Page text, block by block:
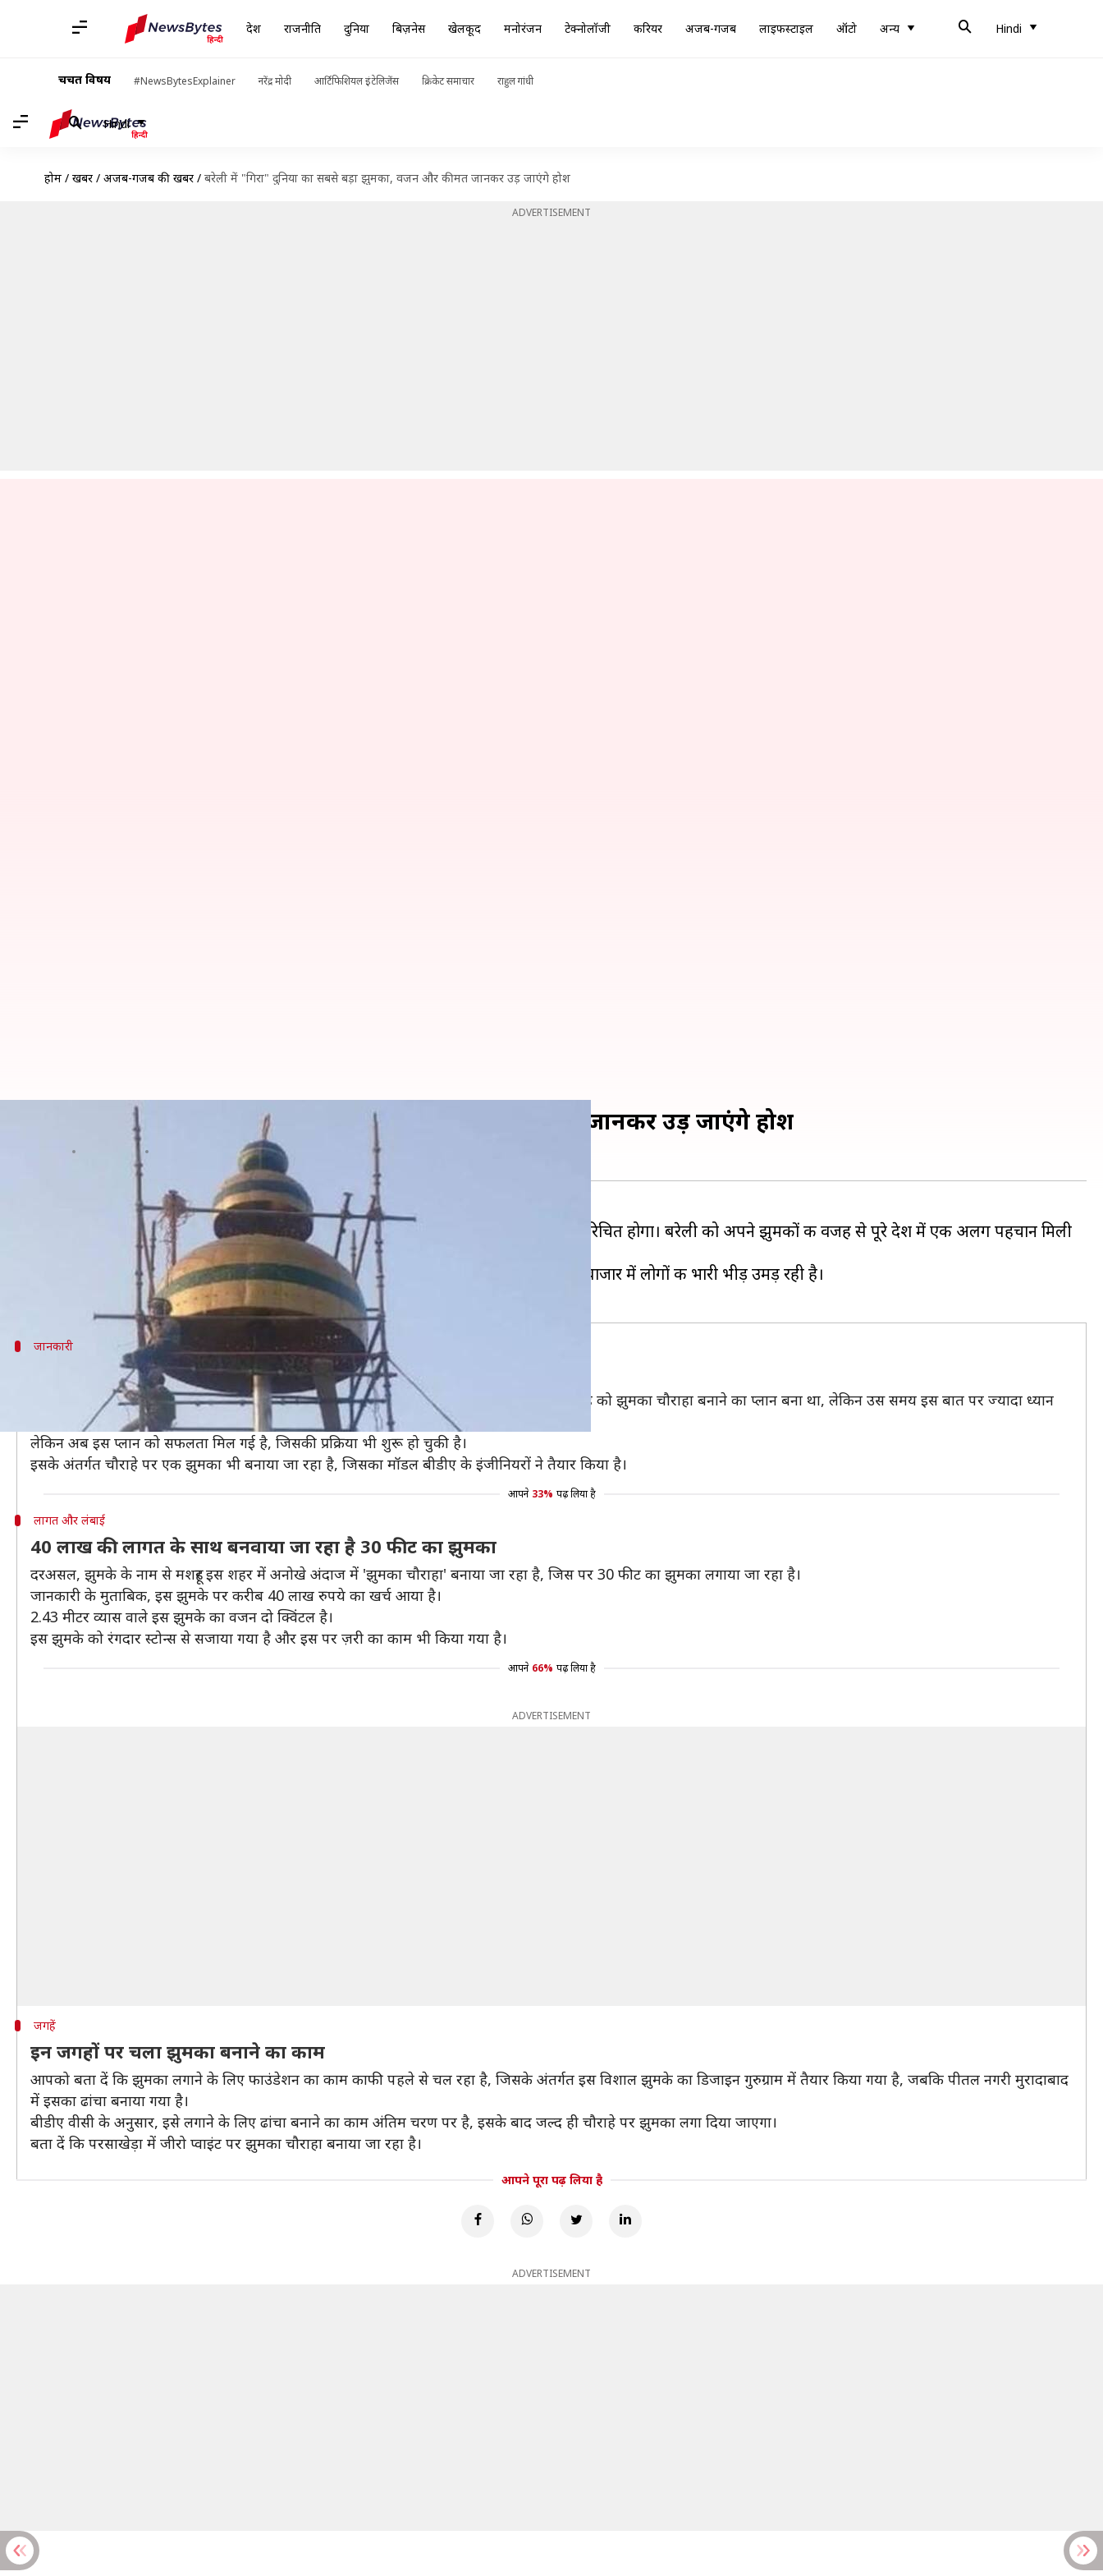
देश राजनीति दुनिया बिज़नेस खेलकूद मनोरंजन टेक्नोलॉजी करियर अजब-गजब लाइफस्टाइल ऑटो अन्य Hindi
चर्चित विषय #NewsBytesExplainer नरेंद्र मोदी आर्टिफिशियल इंटेलिजेंस क्रिकेट समाचार राहुल गांधी
Hindi
होम / खबरें / अजब-गजब की खबरें / बरेली में "गिरा" दुनिया का सबसे बड़ा झुमका, वजन और कीमत जानकर उड़ जाएंगे होश
ADVERTISEMENT
बरेली में "गिरा" दुनिया का सबसे बड़ा झुमका, वजन और कीमत जानकर उड़ जाएंगे होश
बॉलीवुड की फिल्म 'मेरा साया' का मशहूर गाना "झुमका गिरा रे, बरेली के बाजार में" से तो हर कोई परिचित होगा। बरेली को अपने झुमकों की वजह से पूरे देश में एक अलग पहचान मिली
मगर, आजकल बरेली का एक झुमका चर्चा का विषय बना हुआ है, जिसको देखने के लिए बरेली के बाजार में लोगों की भारी भीड़ उमड़ रही है।
जानकारी
90 के दशक से ही था बरेली के बाजार में झुमका बनवाने का प्लान
90 के दशक के मशहूर गाने की वजह से बरेली का नाम बहुत ही फेमस हुआ, जिसके बाद यहां के एक चौराहे को झुमका चौराहा बनाने का प्लान बना था, लेकिन उस समय इस बात पर ज्यादा ध्यान
नहीं दिया गया।
लेकिन अब इस प्लान को सफलता मिल गई है, जिसकी प्रक्रिया भी शुरू हो चुकी है।
इसके अंतर्गत चौराहे पर एक झुमका भी बनाया जा रहा है, जिसका मॉडल बीडीए के इंजीनियरों ने तैयार किया है।
आपने 33% पढ़ लिया है
लागत और लंबाई
40 लाख की लागत के साथ बनवाया जा रहा है 30 फीट का झुमका
दरअसल, झुमके के नाम से मशहूर इस शहर में अनोखे अंदाज में 'झुमका चौराहा' बनाया जा रहा है, जिस पर 30 फीट का झुमका लगाया जा रहा है।
जानकारी के मुताबिक, इस झुमके पर करीब 40 लाख रुपये का खर्च आया है।
2.43 मीटर व्यास वाले इस झुमके का वजन दो क्विंटल है।
इस झुमके को रंगदार स्टोन्स से सजाया गया है और इस पर ज़री का काम भी किया गया है।
आपने 66% पढ़ लिया है
ADVERTISEMENT
जगहें
इन जगहों पर चला झुमका बनाने का काम
आपको बता दें कि झुमका लगाने के लिए फाउंडेशन का काम काफी पहले से चल रहा है, जिसके अंतर्गत इस विशाल झुमके का डिजाइन गुरुग्राम में तैयार किया गया है, जबकि पीतल नगरी मुरादाबाद
में इसका ढांचा बनाया गया है।
बीडीए वीसी के अनुसार, इसे लगाने के लिए ढांचा बनाने का काम अंतिम चरण पर है, इसके बाद जल्द ही चौराहे पर झुमका लगा दिया जाएगा।
बता दें कि परसाखेड़ा में जीरो प्वाइंट पर झुमका चौराहा बनाया जा रहा है।
आपने पूरा पढ़ लिया है
ADVERTISEMENT